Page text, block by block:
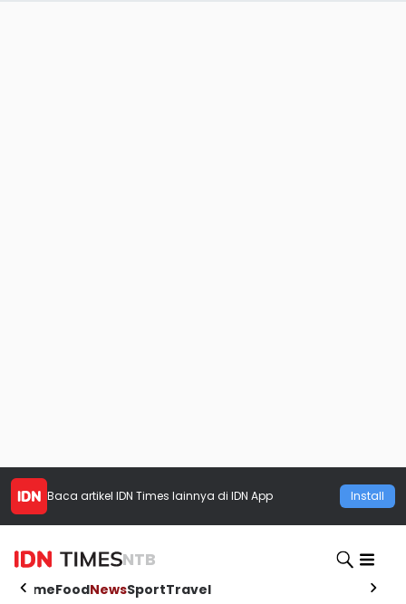
Baca artikel IDN Times lainnya di IDN App Install
NTB
HomeFoodNewsSportTravel